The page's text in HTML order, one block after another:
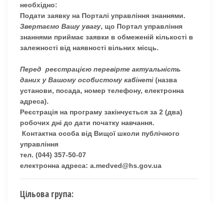
необхідно:
Подати заявку на Порталі управління знаннями.
Звертаємо Вашу увагу, що Портал управління
знаннями приймає заявки в обмеженій кількості в
залежності від наявності вільних місць.
Перед реєстрацією перевірте актуальність
даних у Вашому особистому кабінеті (назва
установи, посада, номер телефону, електронна
адреса).
Реєстрація на програму закінчується за 2 (два)
робочих дні до дати початку навчання.
Контактна особа від Вищої школи публічного
управління
тел. (044) 357-50-07
електронна адреса: a.medved@hs.gov.ua
Цільова група: